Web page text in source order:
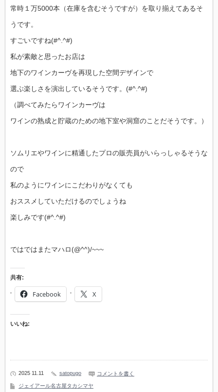
常時１万5000本（在庫を含むそうですが）を取り揃えてあるそ
うです。
すごいですね(#^.^#)
私が素敵と思ったお店は
地下のワインカーヴを再現した空間デザインで
選ぶ楽しさを演出しているそうです。(#^.^#)
（調べてみたらワインカーヴは
ワインの熟成と貯蔵のための地下室や洞窟のことだそうです。）
ソムリエやワインに精通したプロの販売員がいらっしゃるそうな
ので
私のようにワインにこだわりがなくても
おススメしていただけるのでしょうね
楽しみです(#^.^#)
ではではまたマハロ(@^^)/~~~
共有:
Facebook X
いいね:
2025 11.11 satopugo コメントを書く
ジェイアール名古屋タカシマヤ